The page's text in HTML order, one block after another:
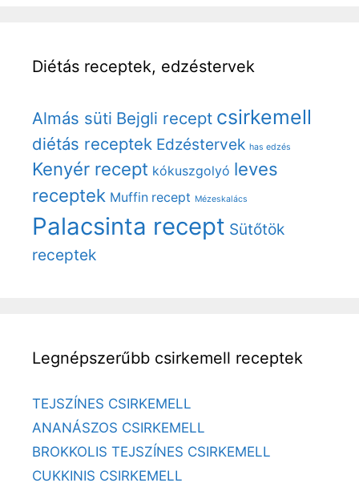
Diétás receptek, edzéstervek
Almás süti Bejgli recept csirkemell
diétás receptek Edzéstervek has edzés
Kenyér recept kókuszgolyó leves
receptek Muffin recept Mézeskalács
Palacsinta recept Sütőtök
receptek
Legnépszerűbb csirkemell receptek
TEJSZÍNES CSIRKEMELL
ANANÁSZOS CSIRKEMELL
BROKKOLIS TEJSZÍNES CSIRKEMELL
CUKKINIS CSIRKEMELL